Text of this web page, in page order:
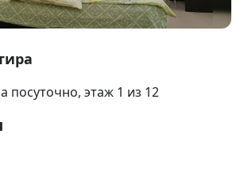
посуточно, этаж 1 из 12